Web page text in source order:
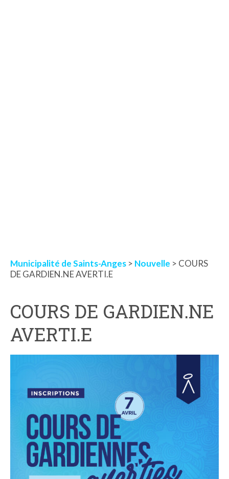
Municipalité de Saints-Anges > Nouvelle > COURS
DE GARDIEN.NE AVERTI.E
COURS DE GARDIEN.NE
AVERTI.E